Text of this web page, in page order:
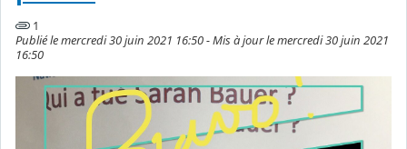
1
Publié le mercredi 30 juin 2021 16:50 - Mis à jour le mercredi 30 juin 2021
16:50